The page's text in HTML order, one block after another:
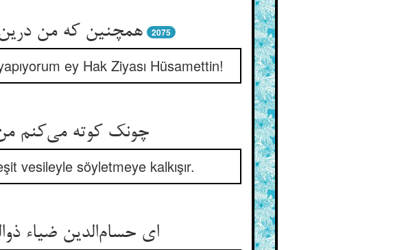
همچنین که من درین 2075
ey Hak Ziyası Hüsamettin!
چونک کوته می‌کنم
vesileyle söyletmeye kalkışır.
ای حسام‌الدین ضیاء